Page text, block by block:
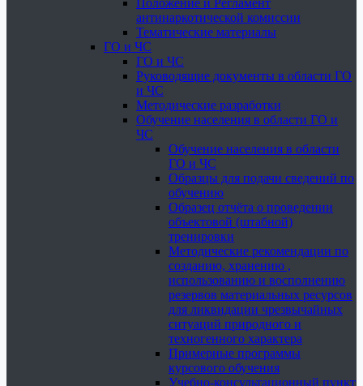
Положение и Регламент
антинаркотической комиссии
Тематические материалы
ГО и ЧС
ГО и ЧС
Руководящие документы в области ГО
и ЧС
Методические разработки
Обучение населения в области ГО и
ЧС
Обучение населения в области
ГО и ЧС
Образцы для подачи сведений по
обучению
Образец отчёта о проведении
объектовой (штабной)
тренировки
Методические рекомендации по
созданию, хранению ,
использованию и восполнению
резервов материальных ресурсов
для ликвидации чрезвычайных
ситуаций природного и
техногенного характера
Примерные программы
курсового обучения
Учебно-консультационный пункт